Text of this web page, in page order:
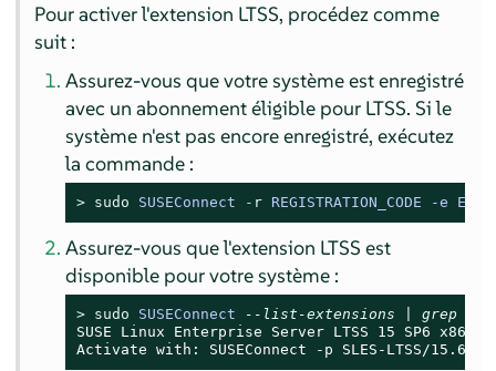
Pour activer l'extension LTSS, procédez comme
suit :
Assurez-vous que votre système est enregistré
avec un abonnement éligible pour LTSS. Si le
système n'est pas encore enregistré, exécutez
la commande :
> sudo SUSEConnect - r REGISTRATION_CODE -e
Assurez-vous que l'extension LTSS est
disponible pour votre système :
> sudo SUSEConnect
--list-extensions | grep
SUSE Linux Enterprise Server LTSS 15 SP6 x86_64
Activate with: SUSEConnect -p SLES-LTSS/15.6/